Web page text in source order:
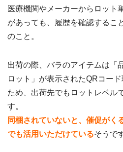
医療機関やメーカーからロット
があっても、履歴を確認するこ
のこと。
出荷の際、バラのアイテムは「
ロット」が表示されたQRコー
ため、出荷先でもロットレベル
す。
同梱されていないと、催促がく
でも活用いただけているそうで